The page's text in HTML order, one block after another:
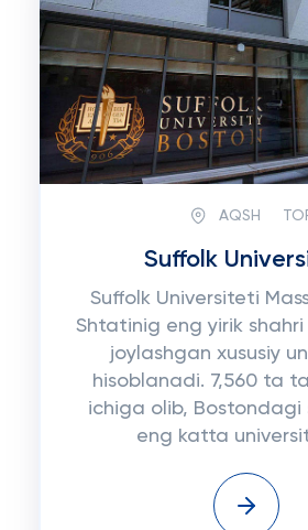
AQSH
Suffolk
Suffolk Universiteti
Shtatinig eng yirik
joylashgan xususiy
hisoblanadi. 7,560 ta
ichiga olib, Bostondagi
eng katta